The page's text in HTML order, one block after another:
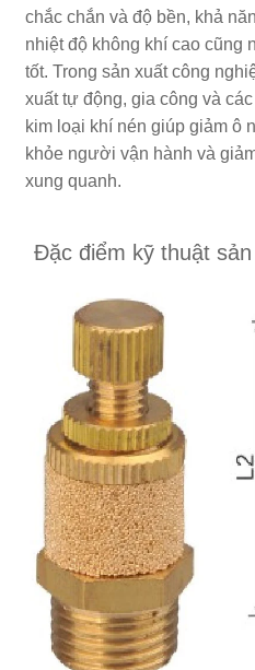
chắc chắn và độ bền, khả
nhiệt độ không khí cao cũng
tốt. Trong sản xuất công
xuất tự động, gia công và
kim loại khí nén giúp giảm ô
khỏe người vận hành và
xung quanh.
Đặc điểm kỹ thuật